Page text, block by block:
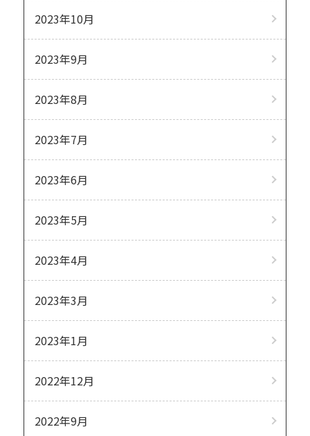
2023年10月
2023年9月
2023年8月
2023年7月
2023年6月
2023年5月
2023年4月
2023年3月
2023年1月
2022年12月
2022年9月